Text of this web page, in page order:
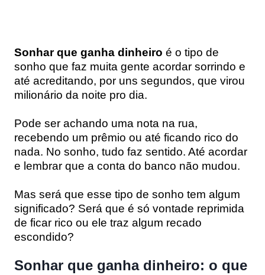
Sonhar que ganha dinheiro é o tipo de
sonho que faz muita gente acordar sorrindo e
até acreditando, por uns segundos, que virou
milionário da noite pro dia.
Pode ser achando uma nota na rua,
recebendo um prêmio ou até ficando rico do
nada. No sonho, tudo faz sentido. Até acordar
e lembrar que a conta do banco não mudou.
Mas será que esse tipo de sonho tem algum
significado? Será que é só vontade reprimida
de ficar rico ou ele traz algum recado
escondido?
Sonhar que ganha dinheiro: o que